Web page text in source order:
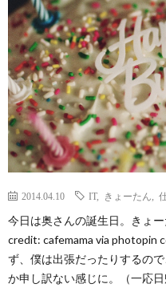
2014.04.10 IT, きょーたん
今日は奥さんの誕生日。きょ
credit: cafemama via photopin
ず、僕は出張だったりするの
か申し訳ない感じに。（一応